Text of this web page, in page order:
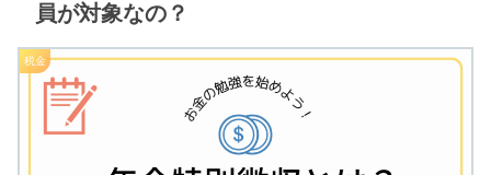
員が対象なの？
税金